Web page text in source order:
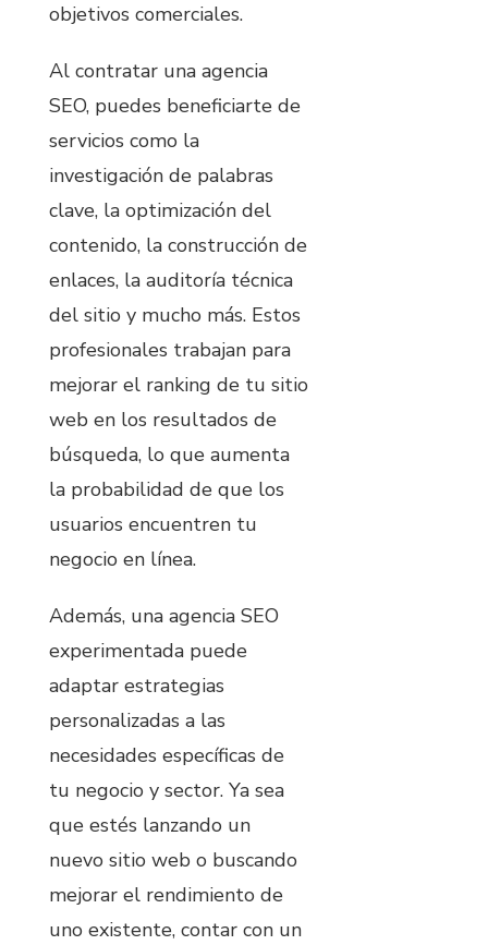
objetivos comerciales.
Al contratar una agencia
SEO, puedes beneficiarte de
servicios como la
investigación de palabras
clave, la optimización del
contenido, la construcción de
enlaces, la auditoría técnica
del sitio y mucho más. Estos
profesionales trabajan para
mejorar el ranking de tu sitio
web en los resultados de
búsqueda, lo que aumenta
la probabilidad de que los
usuarios encuentren tu
negocio en línea.
Además, una agencia SEO
experimentada puede
adaptar estrategias
personalizadas a las
necesidades específicas de
tu negocio y sector. Ya sea
que estés lanzando un
nuevo sitio web o buscando
mejorar el rendimiento de
uno existente, contar con un